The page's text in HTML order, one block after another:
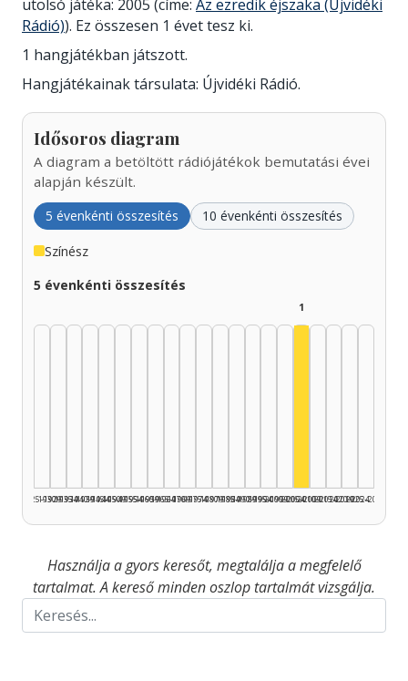
utolsó játéka: 2005 (címe: Az ezredik éjszaka (Újvidéki
Rádió)). Ez összesen 1 évet tesz ki.
1 hangjátékban játszott.
Hangjátékainak társulata: Újvidéki Rádió.
Idősoros diagram
A diagram a betöltött rádiójátékok bemutatási évei
alapján készült.
5 évenkénti összesítés 10 évenkénti összesítés
Színész
5 évenkénti összesítés
1925–1929
1930–1934
1935–1939
1940–1944
1945–1949
1950–1954
1955–1959
1960–1964
1965–1969
1970–1974
1975–1979
1980–1984
1985–1989
1990–1994
1995–1999
2000–2004
1
2005–2009
2010–2014
2015–2019
2020–2024
2025–2026
Használja a gyors keresőt, megtalálja a megfelelő
tartalmat. A kereső minden oszlop tartalmát vizsgálja.